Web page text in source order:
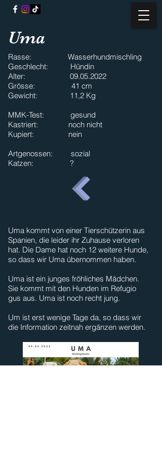
Uma
Rasse: Wasserhundmischling
Geschlecht: Hündin
Alter: 09.05.2022
Grösse: 41 cm
Gewicht: 11,2 Kg
MMK-Test: gesund
Kastriert: noch nicht
Kupiert: nein
Artgenossen: sozial
Katzen: ?
Uma kommt von einer Tierschützerin aus
Spanien, die leider ihr Zuhause verloren
hat. Die Dame hat noch 12 weitere Hunde,
so dass wir Uma übernommen haben.
Uma ist ein junges fröhliches Mädchen.
Sie kommt mit den Hunden im Refugio
gus aus. Uma ist noch recht jung.
Um ist erst wenige Tage da, so dass wir
die Information zeitnah ergänzen werden.